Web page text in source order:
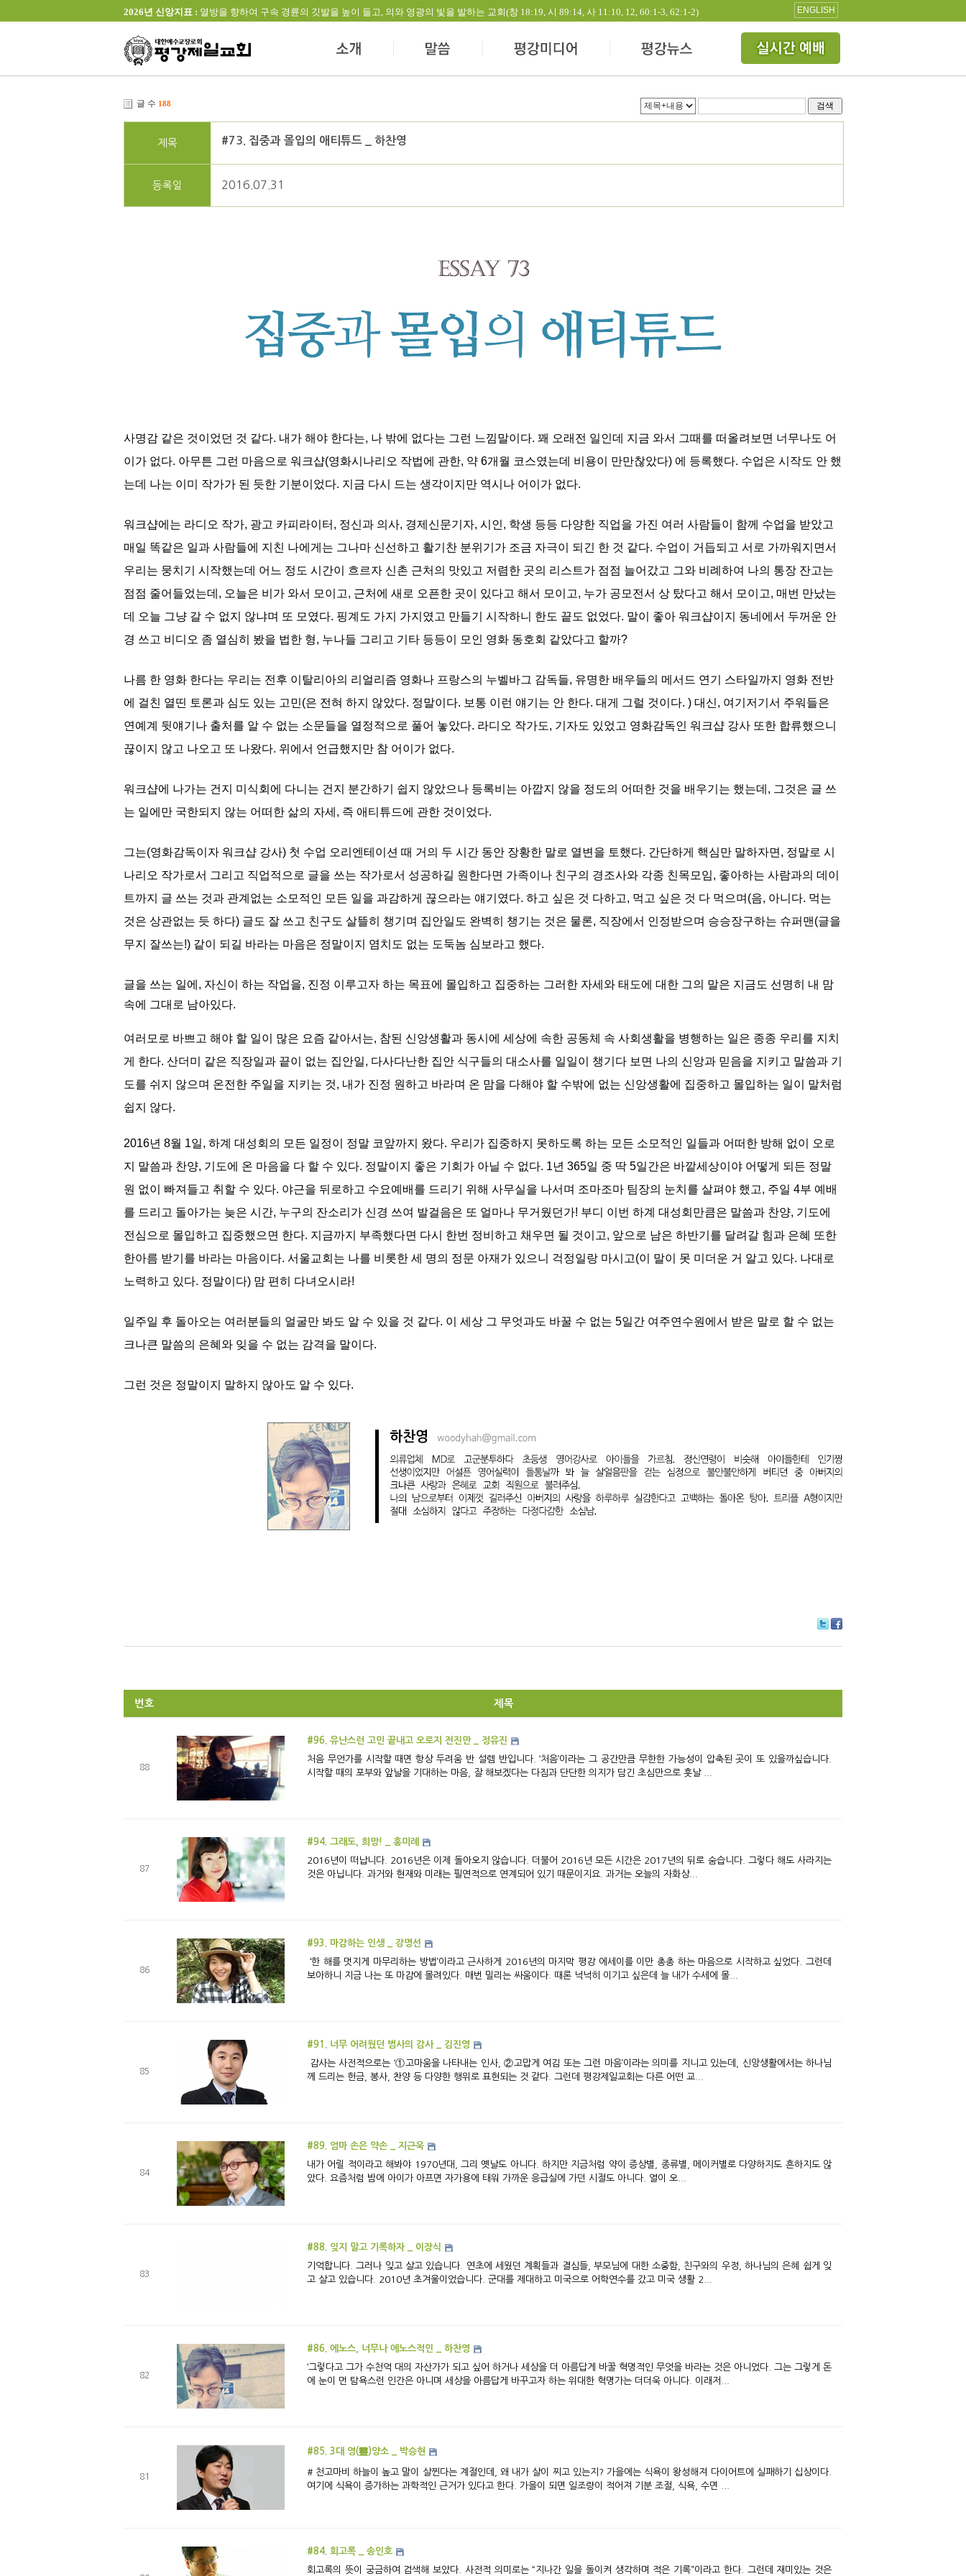
2026년 신앙지표 : 열방을 향하여 구속 경륜의 깃발을 높이 들고, 의와 영광의 빛을 발하는 교회(창 18:19, 시 89:14, 사 11:10, 12, 60:1-3, 62:1-2) ENGLISH
글 수 188 검색
제목 #73. 집중과 몰입의 애티튜드 _ 하찬영
등록일 2016.07.31
사명감 같은 것이었던 것 같다. 내가 해야 한다는, 나 밖에 없다는 그런 느낌말이다. 꽤 오래전 일인데 지금 와서 그때를 떠올려보면 너무나도 어
이가 없다. 아무튼 그런 마음으로 워크샵(영화시나리오 작법에 관한, 약 6개월 코스였는데 비용이 만만찮았다) 에 등록했다. 수업은 시작도 안 했
는데 나는 이미 작가가 된 듯한 기분이었다. 지금 다시 드는 생각이지만 역시나 어이가 없다.
워크샵에는 라디오 작가, 광고 카피라이터, 정신과 의사, 경제신문기자, 시인, 학생 등등 다양한 직업을 가진 여러 사람들이 함께 수업을 받았고
매일 똑같은 일과 사람들에 지친 나에게는 그나마 신선하고 활기찬 분위기가 조금 자극이 되긴 한 것 같다. 수업이 거듭되고 서로 가까워지면서
우리는 뭉치기 시작했는데 어느 정도 시간이 흐르자 신촌 근처의 맛있고 저렴한 곳의 리스트가 점점 늘어갔고 그와 비례하여 나의 통장 잔고는
점점 줄어들었는데, 오늘은 비가 와서 모이고, 근처에 새로 오픈한 곳이 있다고 해서 모이고, 누가 공모전서 상 탔다고 해서 모이고, 매번 만났는
데 오늘 그냥 갈 수 없지 않냐며 또 모였다. 핑계도 가지 가지였고 만들기 시작하니 한도 끝도 없었다. 말이 좋아 워크샵이지 동네에서 두꺼운 안
경 쓰고 비디오 좀 열심히 봤을 법한 형, 누나들 그리고 기타 등등이 모인 영화 동호회 같았다고 할까?
나름 한 영화 한다는 우리는 전후 이탈리아의 리얼리즘 영화나 프랑스의 누벨바그 감독들, 유명한 배우들의 메서드 연기 스타일까지 영화 전반
에 걸친 열띤 토론과 심도 있는 고민(은 전혀 하지 않았다. 정말이다. 보통 이런 얘기는 안 한다. 대게 그럴 것이다. ) 대신, 여기저기서 주워들은
연예계 뒷얘기나 출처를 알 수 없는 소문들을 열정적으로 풀어 놓았다. 라디오 작가도, 기자도 있었고 영화감독인 워크샵 강사 또한 합류했으니
끊이지 않고 나오고 또 나왔다. 위에서 언급했지만 참 어이가 없다.
워크샵에 나가는 건지 미식회에 다니는 건지 분간하기 쉽지 않았으나 등록비는 아깝지 않을 정도의 어떠한 것을 배우기는 했는데, 그것은 글 쓰
는 일에만 국한되지 않는 어떠한 삶의 자세, 즉 애티튜드에 관한 것이었다.
그는(영화감독이자 워크샵 강사) 첫 수업 오리엔테이션 때 거의 두 시간 동안 장황한 말로 열변을 토했다. 간단하게 핵심만 말하자면, 정말로 시
나리오 작가로서 그리고 직업적으로 글을 쓰는 작가로서 성공하길 원한다면 가족이나 친구의 경조사와 각종 친목모임, 좋아하는 사람과의 데이
트까지 글 쓰는 것과 관계없는 소모적인 모든 일을 과감하게 끊으라는 얘기였다. 하고 싶은 것 다하고, 먹고 싶은 것 다 먹으며(음, 아니다. 먹는
것은 상관없는 듯 하다) 글도 잘 쓰고 친구도 살뜰히 챙기며 집안일도 완벽히 챙기는 것은 물론, 직장에서 인정받으며 승승장구하는 슈퍼맨(글을
무지 잘쓰는!) 같이 되길 바라는 마음은 정말이지 염치도 없는 도둑놈 심보라고 했다.
글을 쓰는 일에, 자신이 하는 작업을, 진정 이루고자 하는 목표에 몰입하고 집중하는 그러한 자세와 태도에 대한 그의 말은 지금도 선명히 내 맘
속에 그대로 남아있다.
여러모로 바쁘고 해야 할 일이 많은 요즘 같아서는, 참된 신앙생활과 동시에 세상에 속한 공동체 속 사회생활을 병행하는 일은 종종 우리를 지치
게 한다. 산더미 같은 직장일과 끝이 없는 집안일, 다사다난한 집안 식구들의 대소사를 일일이 챙기다 보면 나의 신앙과 믿음을 지키고 말씀과 기
도를 쉬지 않으며 온전한 주일을 지키는 것, 내가 진정 원하고 바라며 온 맘을 다해야 할 수밖에 없는 신앙생활에 집중하고 몰입하는 일이 말처럼
쉽지 않다.
2016년 8월 1일, 하계 대성회의 모든 일정이 정말 코앞까지 왔다. 우리가 집중하지 못하도록 하는 모든 소모적인 일들과 어떠한 방해 없이 오로
지 말씀과 찬양, 기도에 온 마음을 다 할 수 있다. 정말이지 좋은 기회가 아닐 수 없다. 1년 365일 중 딱 5일간은 바깥세상이야 어떻게 되든 정말
원 없이 빠져들고 취할 수 있다. 야근을 뒤로하고 수요예배를 드리기 위해 사무실을 나서며 조마조마 팀장의 눈치를 살펴야 했고, 주일 4부 예배
를 드리고 돌아가는 늦은 시간, 누구의 잔소리가 신경 쓰여 발걸음은 또 얼마나 무거웠던가! 부디 이번 하계 대성회만큼은 말씀과 찬양, 기도에
전심으로 몰입하고 집중했으면 한다. 지금까지 부족했다면 다시 한번 정비하고 채우면 될 것이고, 앞으로 남은 하반기를 달려갈 힘과 은혜 또한
한아름 받기를 바라는 마음이다. 서울교회는 나를 비롯한 세 명의 정문 아재가 있으니 걱정일랑 마시고(이 말이 못 미더운 거 알고 있다. 나대로
노력하고 있다. 정말이다) 맘 편히 다녀오시라!
일주일 후 돌아오는 여러분들의 얼굴만 봐도 알 수 있을 것 같다. 이 세상 그 무엇과도 바꿀 수 없는 5일간 여주연수원에서 받은 말로 할 수 없는
크나큰 말씀의 은혜와 잊을 수 없는 감격을 말이다.
그런 것은 정말이지 말하지 않아도 알 수 있다.
itte ce
번호 제목
88
#96. 유난스런 고민 끝내고 오로지 전진만 _ 정유진
처음 무언가를 시작할 때면 항상 두려움 반 설렘 반입니다. ‘처음’이라는 그 공간만큼 무한한 가능성이 압축된 곳이 또 있을까싶습니다.
시작할 때의 포부와 앞날을 기대하는 마음, 잘 해보겠다는 다짐과 단단한 의지가 담긴 초심만으로 훗날 ...
87
#94. 그래도, 희망! _ 홍미례
2016년이 떠납니다. 2016년은 이제 돌아오지 않습니다. 더불어 2016년 모든 시간은 2017년의 뒤로 숨습니다. 그렇다 해도 사라지는
것은 아닙니다. 과거와 현재와 미래는 필연적으로 연계되어 있기 때문이지요. 과거는 오늘의 자화상...
86
#93. 마감하는 인생 _ 강명선
보아하니 지금 나는 또 마감에 몰려있다. 매번 밀리는 싸움이다. 때론 넉넉히 이기고 싶은데 늘 내가 수세에 몰...
85
#91. 너무 어려웠던 범사의 감사 _ 김진영
께 드리는 헌금, 봉사, 찬양 등 다양한 행위로 표현되는 것 같다. 그런데 평강제일교회는 다른 어떤 교...
84
#89. 엄마 손은 약손 _ 지근욱
내가 어릴 적이라고 해봐야 1970년대, 그리 옛날도 아니다. 하지만 지금처럼 약이 증상별, 종류별, 메이커별로 다양하지도 흔하지도 않
았다. 요즘처럼 밤에 아이가 아프면 자가용에 태워 가까운 응급실에 가던 시절도 아니다. 열이 오...
83
#88. 잊지 말고 기록하자 _ 이장식
기억합니다. 그러나 잊고 살고 있습니다. 연초에 세웠던 계획들과 결심들, 부모님에 대한 소중함, 친구와의 우정, 하나님의 은혜 쉽게 잊
고 살고 있습니다. 2010년 초겨울이었습니다. 군대를 제대하고 미국으로 어학연수를 갔고 미국 생활 2...
82
#86. 에노스, 너무나 에노스적인 _ 하찬영
‘그렇다고 그가 수천억 대의 자산가가 되고 싶어 하거나 세상을 더 아름답게 바꿀 혁명적인 무엇을 바라는 것은 아니었다. 그는 그렇게 돈
에 눈이 먼 탐욕스런 인간은 아니며 세상을 아름답게 바꾸고자 하는 위대한 혁명가는 더더욱 아니다. 이래저...
81
#85. 3대 영(靈)양소 _ 박승현
# 천고마비 하늘이 높고 말이 살찐다는 계절인데, 왜 내가 살이 찌고 있는지? 가을에는 식욕이 왕성해져 다이어트에 실패하기 십상이다.
여기에 식욕이 증가하는 과학적인 근거가 있다고 한다. 가을이 되면 일조량이 적어져 기분 조절, 식욕, 수면 ...
#84. 회고록 _ 송인호
회고록의 뜻이 궁금하여 검색해 보았다. 사전적 의미로는 “지나간 일을 돌이켜 생각하며 적은 기록”이라고 한다. 그런데 재미있는 것은